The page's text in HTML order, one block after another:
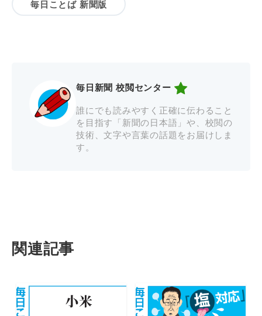
毎日ことば 新聞版
毎日新聞 校閲センター
誰にでも読みやすく正確に伝わること
を目指す「新聞の日本語」や、校閲の
技術、文字や言葉の話題をお届けしま
す。
関連記事